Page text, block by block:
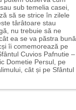
sub temelia casei,
să se strice în zilele
târâtoare stau
nu trebuie să ne
ea se va păstra bună
îi comemorează pe
Cuvios Pafnutie –
Dometie Persul, pe
cât și pe Sfântul